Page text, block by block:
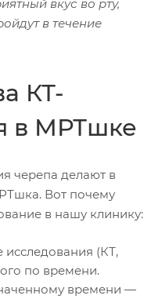
вкус во рту,
в течение
КТ-
в МРТшке
черепа делают в
Вот почему
в нашу клинику:
исследования (КТ,
по времени.
времени —